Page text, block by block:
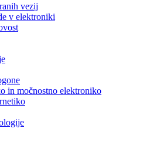
vezij
v elektroniki
in močnostno elektroniko